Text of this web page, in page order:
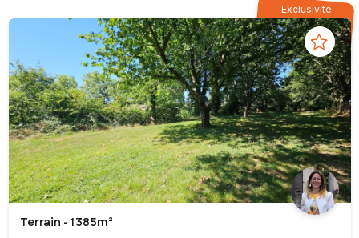
Exclusivité
Terrain - 1 385m²